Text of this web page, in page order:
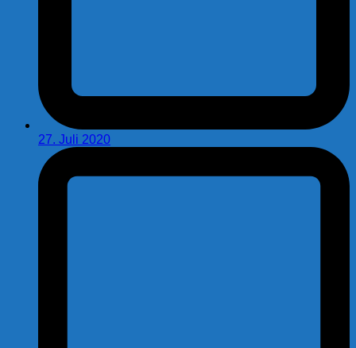
27. Juli 2020